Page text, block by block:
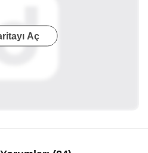
Aç